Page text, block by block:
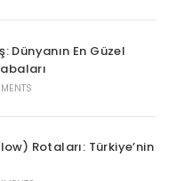
Dünyanın En Güzel
Rotaları: Türkiye’nin